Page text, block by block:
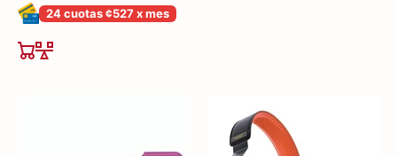
24 cuotas ¢527 x mes